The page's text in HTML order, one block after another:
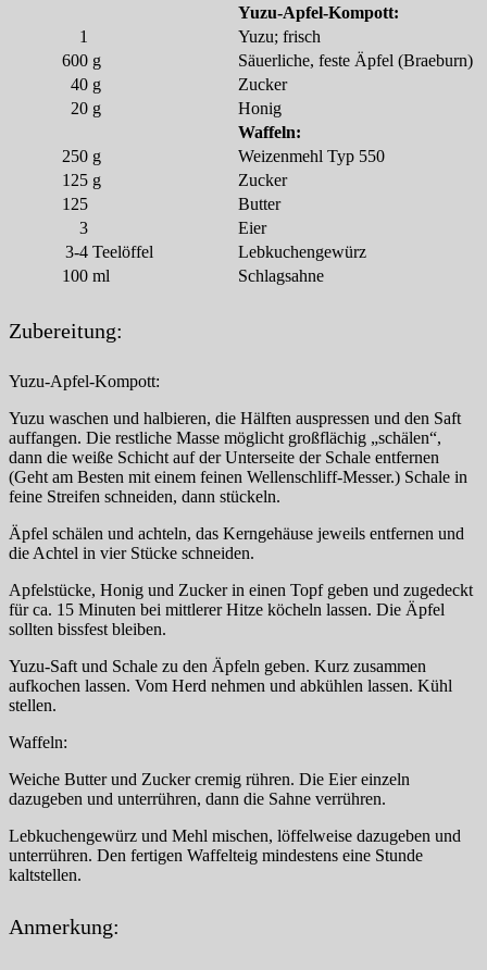
Yuzu-Apfel-Kompott:
1
Yuzu; frisch
600 g
Säuerliche, feste Äpfel (Braeburn)
40 g
Zucker
20 g
Honig
Waffeln:
250 g
Weizenmehl Typ 550
125 g
Zucker
125
Butter
3
Eier
3-4 Teelöffel
Lebkuchengewürz
100 ml Schlagsahne
Zubereitung:
Yuzu-Apfel-Kompott:
Yuzu waschen und halbieren, die Hälften auspressen und den Saft
auffangen. Die restliche Masse möglicht großflächig „schälen“,
dann die weiße Schicht auf der Unterseite der Schale entfernen
(Geht am Besten mit einem feinen Wellenschliff-Messer.) Schale in
feine Streifen schneiden, dann stückeln.
Äpfel schälen und achteln, das Kerngehäuse jeweils entfernen und
die Achtel in vier Stücke schneiden.
Apfelstücke, Honig und Zucker in einen Topf geben und zugedeckt
für ca. 15 Minuten bei mittlerer Hitze köcheln lassen. Die Äpfel
sollten bissfest bleiben.
Yuzu-Saft und Schale zu den Äpfeln geben. Kurz zusammen
aufkochen lassen. Vom Herd nehmen und abkühlen lassen. Kühl
stellen.
Waffeln:
Weiche Butter und Zucker cremig rühren. Die Eier einzeln
dazugeben und unterrühren, dann die Sahne verrühren.
Lebkuchengewürz und Mehl mischen, löffelweise dazugeben und
unterrühren. Den fertigen Waffelteig mindestens eine Stunde
kaltstellen.
Anmerkung: